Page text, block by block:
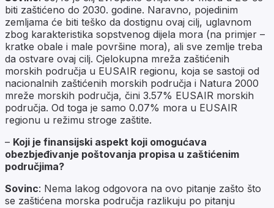
biti zaštićeno do 2030. godine. Naravno, pojedinim
zemljama će biti teško da dostignu ovaj cilj, uglavnom
zbog karakteristika sopstvenog dijela mora (na primjer –
kratke obale i male površine mora), ali sve zemlje treba
da ostvare ovaj cilj. Cjelokupna mreža zaštićenih
morskih područja u EUSAIR regionu, koja se sastoji od
nacionalnih zaštićenih morskih područja i Natura 2000
mreže morskih područja, čini 3.57% EUSAIR morskih
područja. Od toga je samo 0.07% mora u EUSAIR
regionu u režimu stroge zaštite.
– Koji je finansijski aspekt koji omogućava
obezbjeđivanje poštovanja propisa u zaštićenim
područjima?
Sovinc: Nema lakog odgovora na ovo pitanje zašto što
se zaštićena morska područja razlikuju po pitanju